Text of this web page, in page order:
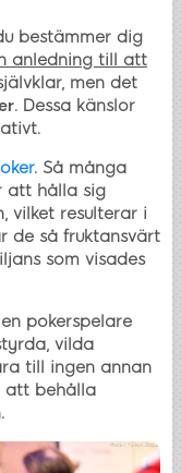
bestämmer dig
anledning till att
men det
. Dessa känslor
. Så många
att hålla sig
vilket resulterar i
de så fruktansvärt
som visades
pokerspelare
vilda
till ingen annan
att behålla